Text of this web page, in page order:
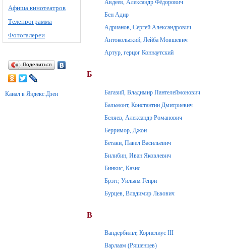
Афиша кинотеатров
Телепрограмма
Фотогалереи
Поделиться
Канал в Яндекс.Дзен
Авдеев, Александр Фёдорович
Бен Адир
Адрианов, Сергей Александрович
Антокольский, Лейба Мовшевич
Артур, герцог Коннаутский
Б
Багазий, Владимир Пантелеймонович
Бальмонт, Константин Дмитриевич
Беляев, Александр Романович
Берримор, Джон
Бетаки, Павел Васильевич
Билибин, Иван Яковлевич
Бинкис, Казис
Брэгг, Уильям Генри
Бурцев, Владимир Львович
В
Вандербильт, Корнелиус III
Варлаам (Ряшенцев)